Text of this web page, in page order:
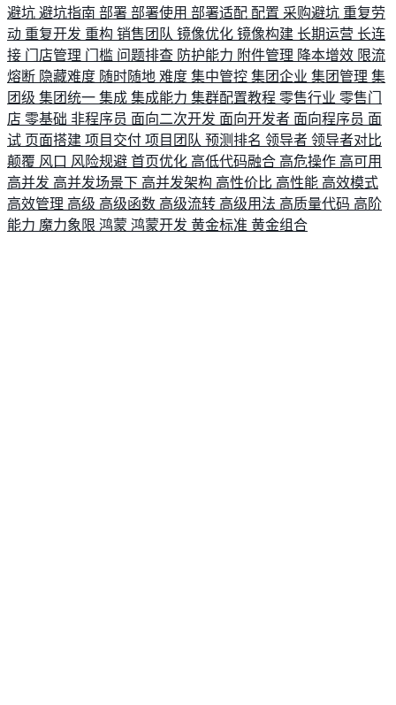
避坑 避坑指南 部署 部署使用 部署适配 配置 采购避坑 重复劳
动 重复开发 重构 销售团队 镜像优化 镜像构建 长期运营 长连
接 门店管理 门槛 问题排查 防护能力 附件管理 降本增效 限流
熔断 隐藏难度 随时随地 难度 集中管控 集团企业 集团管理 集
团级 集团统一 集成 集成能力 集群配置教程 零售行业 零售门
店 零基础 非程序员 面向二次开发 面向开发者 面向程序员 面
试 页面搭建 项目交付 项目团队 预测排名 领导者 领导者对比
颠覆 风口 风险规避 首页优化 高低代码融合 高危操作 高可用
高并发 高并发场景下 高并发架构 高性价比 高性能 高效模式
高效管理 高级 高级函数 高级流转 高级用法 高质量代码 高阶
能力 魔力象限 鸿蒙 鸿蒙开发 黄金标准 黄金组合